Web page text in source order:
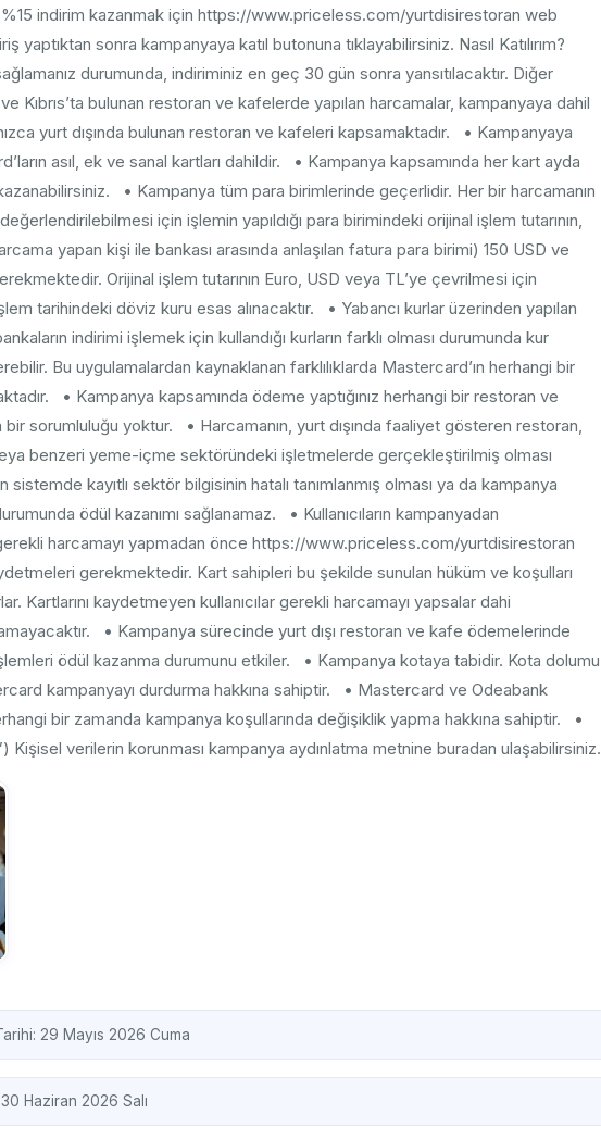
%15 indirim kazanmak için https://www.priceless.com/yurtdisirestoran web
yaptıktan sonra kampanyaya katıl butonuna tıklayabilirsiniz. Nasıl Katılırım?
durumunda, indiriminiz en geç 30 gün sonra yansıtılacaktır. Diğer
Kıbrıs’ta bulunan restoran ve kafelerde yapılan harcamalar, kampanyaya dahil
yurt dışında bulunan restoran ve kafeleri kapsamaktadır. • Kampanyaya
asıl, ek ve sanal kartları dahildir. • Kampanya kapsamında her kart ayda
• Kampanya tüm para birimlerinde geçerlidir. Her bir harcamanın
için işlemin yapıldığı para birimindeki orijinal işlem tutarının,
yapan kişi ile bankası arasında anlaşılan fatura para birimi) 150 USD ve
Orijinal işlem tutarının Euro, USD veya TL’ye çevrilmesi için
tarihindeki döviz kuru esas alınacaktır. • Yabancı kurlar üzerinden yapılan
indirimi işlemek için kullandığı kurların farklı olması durumunda kur
Bu uygulamalardan kaynaklanan farklılıklarda Mastercard’ın herhangi bir
• Kampanya kapsamında ödeme yaptığınız herhangi bir restoran ve
sorumluluğu yoktur. • Harcamanın, yurt dışında faaliyet gösteren restoran,
benzeri yeme-içme sektöründeki işletmelerde gerçekleştirilmiş olması
kayıtlı sektör bilgisinin hatalı tanımlanmış olması ya da kampanya
ödül kazanımı sağlanamaz. • Kullanıcıların kampanyadan
harcamayı yapmadan önce https://www.priceless.com/yurtdisirestoran
gerekmektedir. Kart sahipleri bu şekilde sunulan hüküm ve koşulları
Kartlarını kaydetmeyen kullanıcılar gerekli harcamayı yapsalar dahi
• Kampanya sürecinde yurt dışı restoran ve kafe ödemelerinde
ödül kazanma durumunu etkiler. • Kampanya kotaya tabidir. Kota dolumu
kampanyayı durdurma hakkına sahiptir. • Mastercard ve Odeabank
bir zamanda kampanya koşullarında değişiklik yapma hakkına sahiptir. •
Kişisel verilerin korunması kampanya aydınlatma metnine buradan ulaşabilirsiniz.
29 Mayıs 2026 Cuma
Haziran 2026 Salı